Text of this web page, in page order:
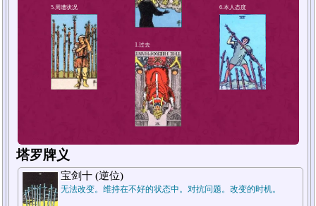
2.现在
4.解决方法或对策
塔罗牌义
宝剑十 (逆位)
无法改变。维持在不好的状态中。对抗问题。改变的时机。